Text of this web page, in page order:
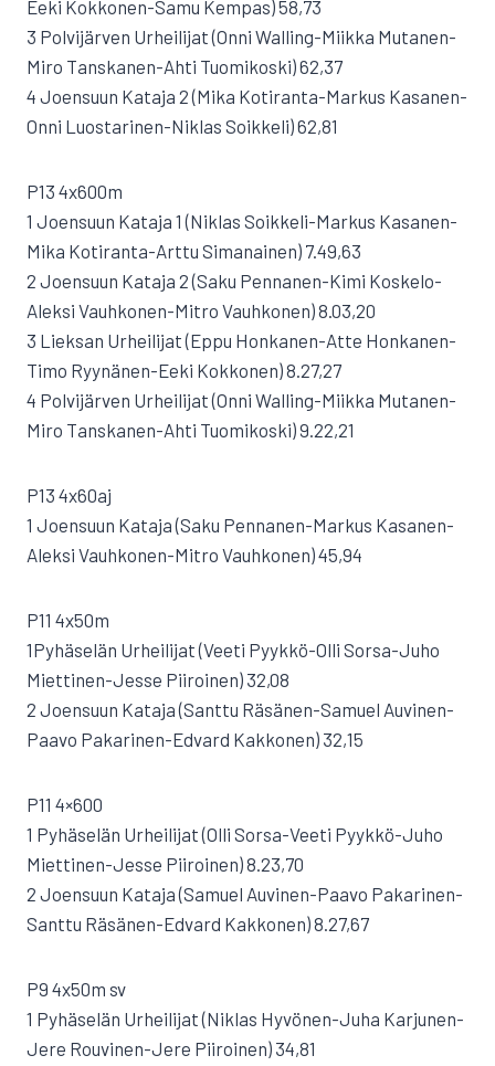
Eeki Kokkonen-Samu Kempas) 58,73
3 Polvijärven Urheilijat (Onni Walling-Miikka Mutanen-
Miro Tanskanen-Ahti Tuomikoski) 62,37
4 Joensuun Kataja 2 (Mika Kotiranta-Markus Kasanen-
Onni Luostarinen-Niklas Soikkeli) 62,81
P13 4x600m
1 Joensuun Kataja 1 (Niklas Soikkeli-Markus Kasanen-
Mika Kotiranta-Arttu Simanainen) 7.49,63
2 Joensuun Kataja 2 (Saku Pennanen-Kimi Koskelo-
Aleksi Vauhkonen-Mitro Vauhkonen) 8.03,20
3 Lieksan Urheilijat (Eppu Honkanen-Atte Honkanen-
Timo Ryynänen-Eeki Kokkonen) 8.27,27
4 Polvijärven Urheilijat (Onni Walling-Miikka Mutanen-
Miro Tanskanen-Ahti Tuomikoski) 9.22,21
P13 4x60aj
1 Joensuun Kataja (Saku Pennanen-Markus Kasanen-
Aleksi Vauhkonen-Mitro Vauhkonen) 45,94
P11 4x50m
1Pyhäselän Urheilijat (Veeti Pyykkö-Olli Sorsa-Juho
Miettinen-Jesse Piiroinen) 32,08
2 Joensuun Kataja (Santtu Räsänen-Samuel Auvinen-
Paavo Pakarinen-Edvard Kakkonen) 32,15
P11 4×600
1 Pyhäselän Urheilijat (Olli Sorsa-Veeti Pyykkö-Juho
Miettinen-Jesse Piiroinen) 8.23,70
2 Joensuun Kataja (Samuel Auvinen-Paavo Pakarinen-
Santtu Räsänen-Edvard Kakkonen) 8.27,67
P9 4x50m sv
1 Pyhäselän Urheilijat (Niklas Hyvönen-Juha Karjunen-
Jere Rouvinen-Jere Piiroinen) 34,81